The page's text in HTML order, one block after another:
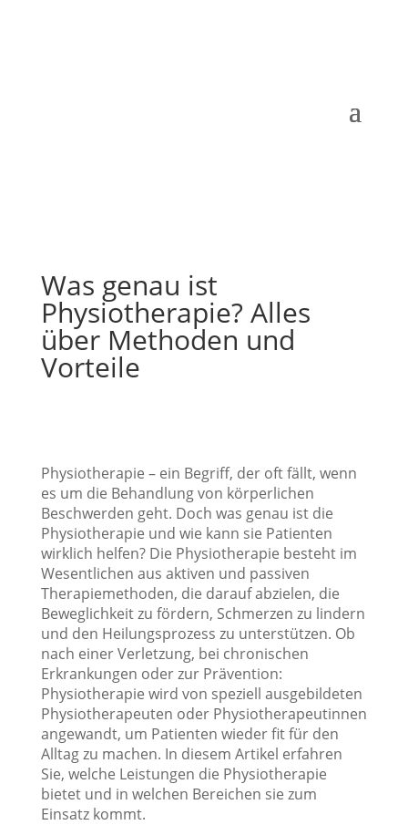
Was genau ist
Physiotherapie? Alles
über Methoden und
Vorteile
Physiotherapie – ein Begriff, der oft fällt, wenn
es um die Behandlung von körperlichen
Beschwerden geht. Doch was genau ist die
Physiotherapie und wie kann sie Patienten
wirklich helfen? Die Physiotherapie besteht im
Wesentlichen aus aktiven und passiven
Therapiemethoden, die darauf abzielen, die
Beweglichkeit zu fördern, Schmerzen zu lindern
und den Heilungsprozess zu unterstützen. Ob
nach einer Verletzung, bei chronischen
Erkrankungen oder zur Prävention:
Physiotherapie wird von speziell ausgebildeten
Physiotherapeuten oder Physiotherapeutinnen
angewandt, um Patienten wieder fit für den
Alltag zu machen. In diesem Artikel erfahren
Sie, welche Leistungen die Physiotherapie
bietet und in welchen Bereichen sie zum
Einsatz kommt.